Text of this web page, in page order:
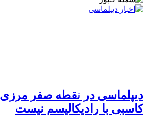
دیپلماسی در نقطه صفر
کاسبی با رادیکالیسم نیست